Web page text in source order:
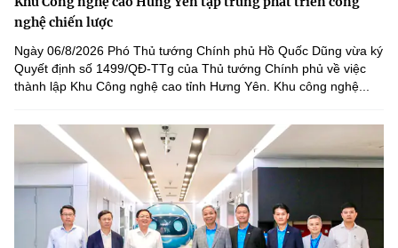
nghệ chiến lược
Ngày 06/8/2026 Phó Thủ tướng Chính phủ Hồ Quốc Dũng vừa ký
Quyết định số 1499/QĐ-TTg của Thủ tướng Chính phủ về việc
thành lập Khu Công nghệ cao tỉnh Hưng Yên. Khu công nghệ...